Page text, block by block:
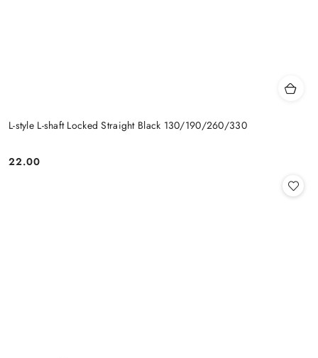
L-style L-shaft Locked Straight Black 130/190/260/330
Cena:
22.00